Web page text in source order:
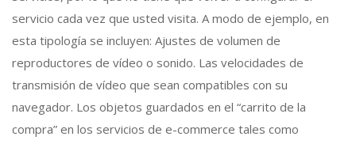
servicio cada vez que usted visita. A modo de ejemplo, en
esta tipología se incluyen: Ajustes de volumen de
reproductores de vídeo o sonido. Las velocidades de
transmisión de vídeo que sean compatibles con su
navegador. Los objetos guardados en el “carrito de la
compra” en los servicios de e-commerce tales como